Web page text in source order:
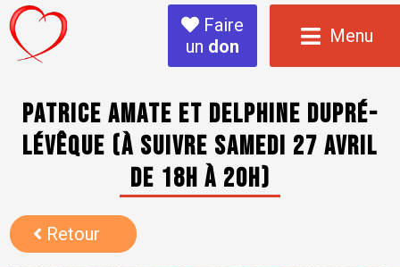
Faire
un don Menu
Patrice Amate et Delphine Dupré-
Lévêque (à suivre samedi 27 avril
de 18h à 20h)
Retour